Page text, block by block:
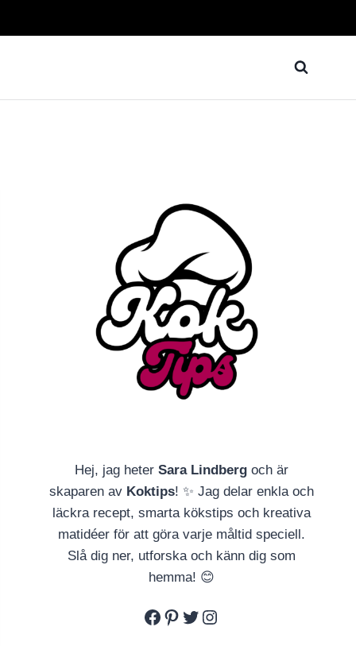
Hej, jag heter Sara Lindbergoch är
skaparen av Koktips! ✨ Jag delar enkla och
läckra recept, smarta kökstips och kreativa
matidéer för att göra varje måltid speciell.
Slå dig ner, utforska och känn dig som
hemma! 😊
Facebook
Pinterest
Twitter
Instagram